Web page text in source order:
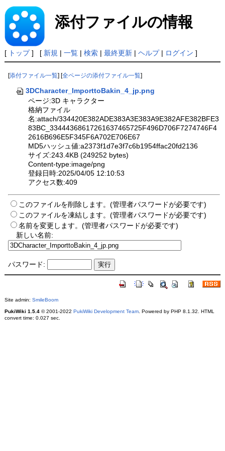
添付ファイルの情報
[ トップ] [ 新規 | 一覧| 検索| 最終更新| ヘルプ| ログイン ]
[添付ファイル一覧] [全ページの添付ファイル一覧]
3DCharacter_ImporttoBakin_4_jp.png
ページ:3D キャラクター
格納ファイル
名:attach/334420E382ADE383A3E383A9E382AFE382BFE3
83BC_33444368617261637465725F496D706F7274746F4
2616B696E5F345F6A702E706E67
MD5ハッシュ値:a2373f1d7e3f7c6b1954ffac20fd2136
サイズ:243.4KB (249252 bytes)
Content-type:image/png
登録日時:2025/04/05 12:10:53
アクセス数:409
このファイルを削除します。(管理者パスワードが必要です)
このファイルを凍結します。(管理者パスワードが必要です)
名前を変更します。(管理者パスワードが必要です)
新しい名前:
パスワード:
Site admin: SmileBoom
PukiWiki 1.5.4© 2001-2022 PukiWiki Development Team. Powered by PHP 8.1.32. HTML
convert time: 0.027 sec.